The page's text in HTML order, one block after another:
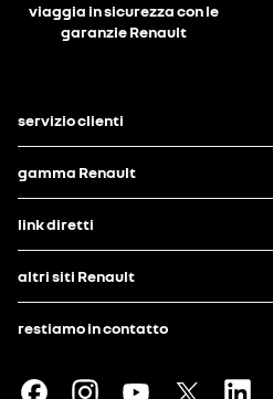
viaggia in sicurezza con le
garanzie Renault
servizio clienti
gamma Renault
link diretti
altri siti Renault
restiamo in contatto